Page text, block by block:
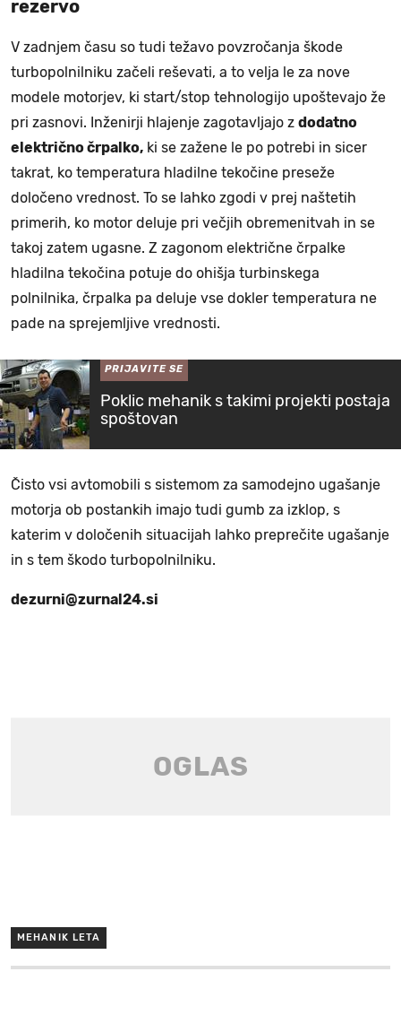
rezervo
V zadnjem času so tudi težavo povzročanja škode
turbopolnilniku začeli reševati, a to velja le za nove
modele motorjev, ki start/stop tehnologijo upoštevajo že
pri zasnovi. Inženirji hlajenje zagotavljajo z dodatno
električno črpalko, ki se zažene le po potrebi in sicer
takrat, ko temperatura hladilne tekočine preseže
določeno vrednost. To se lahko zgodi v prej naštetih
primerih, ko motor deluje pri večjih obremenitvah in se
takoj zatem ugasne. Z zagonom električne črpalke
hladilna tekočina potuje do ohišja turbinskega
polnilnika, črpalka pa deluje vse dokler temperatura ne
pade na sprejemljive vrednosti.
PRIJAVITE SE
Poklic mehanik s takimi projekti postaja
spoštovan
Čisto vsi avtomobili s sistemom za samodejno ugašanje
motorja ob postankih imajo tudi gumb za izklop, s
katerim v določenih situacijah lahko preprečite ugašanje
in s tem škodo turbopolnilniku.
dezurni@zurnal24.si
MEHANIK LETA